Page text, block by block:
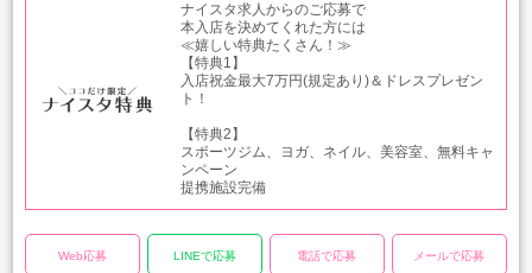
ナイスタ求人からのご応募で
本入店を決めてくれた方には
≪嬉しい特典たくさん！≫
【特典1】
入店祝金最大7万円(規定あり)＆ドレスプレゼン
ト！
【特典2】
スポーツジム、ヨガ、ネイル、美容室、無料キャ
ンペーン
提携施設完備
Web応募 LINEで応募 電話で応募 メールで応募